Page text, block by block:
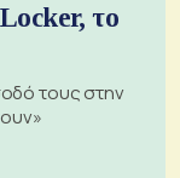
το
τους στην